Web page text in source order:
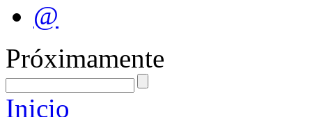
@
Próximamente
Inicio